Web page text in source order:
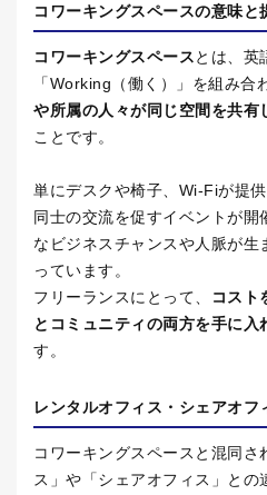
コワーキングスペースの意味と
コワーキングスペースとは、英
「Working （働く）」を組み合
や所属の人々が同じ空間を共有
ことです。
単にデスクや椅子、 Wi-Fiが提
同士の交流を促すイベントが開
なビジネスチャンスや人脈が生
っています。
フリーランスにとって、
コスト
とコミュニティの両方を手に入
す。
レンタルオフィス・シェアオフ
コワーキングスペースと混同さ
ス」や「シェアオフィス」との